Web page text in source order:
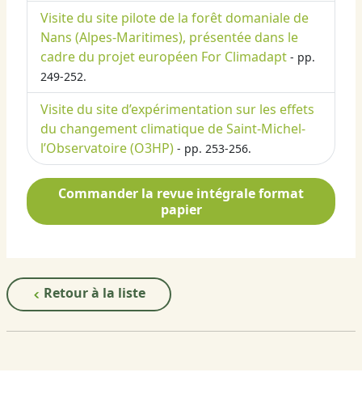
Visite du site pilote de la forêt domaniale de
Nans (Alpes-Maritimes), présentée dans le
cadre du projet européen For Climadapt - pp.
249-252.
Visite du site d’expérimentation sur les effets
du changement climatique de Saint-Michel-
l’Observatoire (O3HP) - pp. 253-256.
Commander la revue intégrale format
papier
Retour à la liste